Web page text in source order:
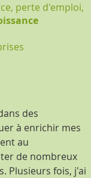
perte d'emploi,
des
à enrichir mes
au
de nombreux
Plusieurs fois, j'ai